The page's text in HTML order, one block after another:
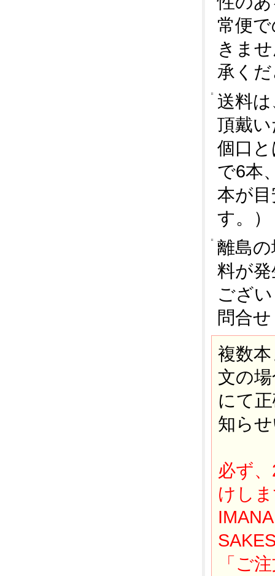
常便
きま
承く
送料
頂戴
個口
で6本
本が
す。）
離島
料が
ござ
問合
複数
文の
にて
知ら
必ず
けし
「ご